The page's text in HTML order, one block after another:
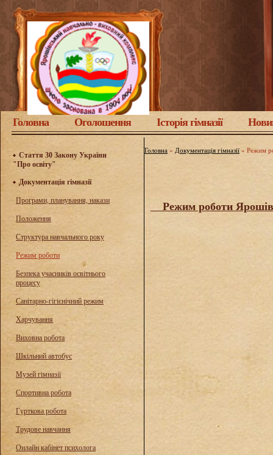
Головна Оголошення Історія гімназії
Стаття 30 Закону України
"Про освіту"
Документація гімназії
Програми, планування, накази
Положення
Структура навчального року
Режим роботи
Безпека учасників освітнього
процесу
Санітарно-гігієнічний режим
Харчування
Виховна робота
Шкільний автобус
Музей гімназії
Спортивна робота
Гурткова робота
Трудове навчання
Онлайн кабінет психолога
Головна » Документація гімназії » Режим
Режим роботи